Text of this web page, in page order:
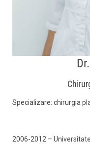
Specializare: chirurgia
2006-2012 –